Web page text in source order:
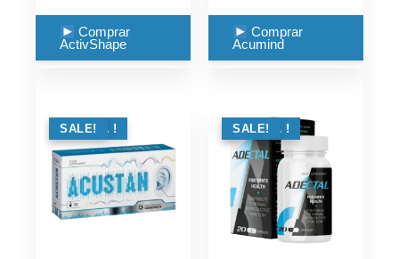
was:
€64.00.
is:
Comprar
ActivShape
was:
€79.00.
is:
Comprar
Acumind
OFERTA !
SALE! OFERTA !
SALE!